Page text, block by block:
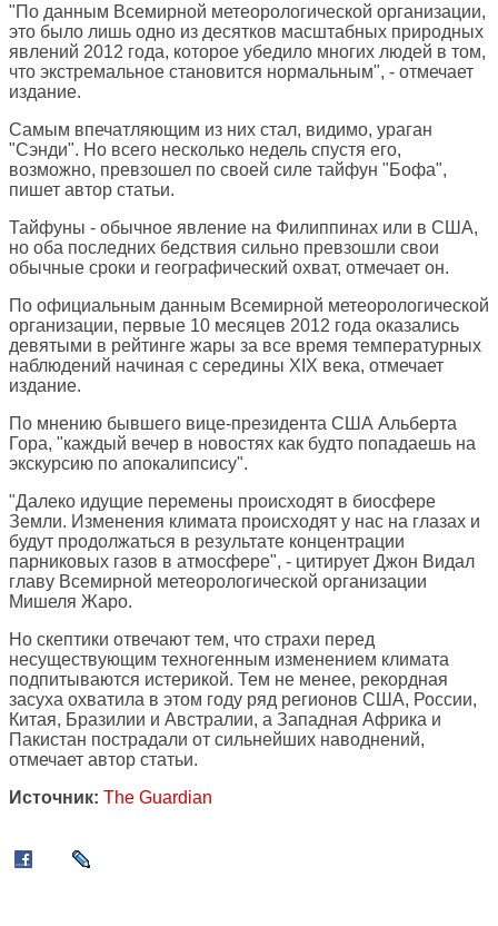
"По данным Всемирной метеорологической организации,
это было лишь одно из десятков масштабных природных
явлений 2012 года, которое убедило многих людей в том,
что экстремальное становится нормальным", - отмечает
издание.
Самым впечатляющим из них стал, видимо, ураган
"Сэнди". Но всего несколько недель спустя его,
возможно, превзошел по своей силе тайфун "Бофа",
пишет автор статьи.
Тайфуны - обычное явление на Филиппинах или в США,
но оба последних бедствия сильно превзошли свои
обычные сроки и географический охват, отмечает он.
По официальным данным Всемирной метеорологической
организации, первые 10 месяцев 2012 года оказались
девятыми в рейтинге жары за все время температурных
наблюдений начиная с середины XIX века, отмечает
издание.
По мнению бывшего вице-президента США Альберта
Гора, "каждый вечер в новостях как будто попадаешь на
экскурсию по апокалипсису".
"Далеко идущие перемены происходят в биосфере
Земли. Изменения климата происходят у нас на глазах и
будут продолжаться в результате концентрации
парниковых газов в атмосфере", - цитирует Джон Видал
главу Всемирной метеорологической организации
Мишеля Жаро.
Но скептики отвечают тем, что страхи перед
несуществующим техногенным изменением климата
подпитываются истерикой. Тем не менее, рекордная
засуха охватила в этом году ряд регионов США, России,
Китая, Бразилии и Австралии, а Западная Африка и
Пакистан пострадали от сильнейших наводнений,
отмечает автор статьи.
Источник: The Guardian